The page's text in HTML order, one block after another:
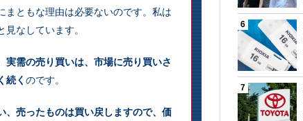
まともな理由は必要ないのです。私は
なしています。
実需の売り買いは、市場に売り買いさ
続くのです。
、売ったものは買い戻しますので、価